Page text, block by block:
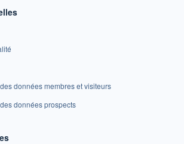
données membres et visiteurs
données prospects